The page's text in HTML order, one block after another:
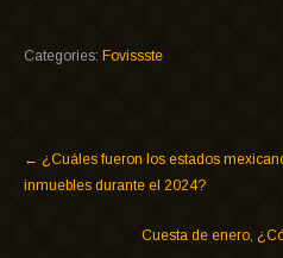
Categories: Fovissste
← ¿Cuáles fueron los estados
inmuebles durante el 2024?
Cuesta de enero,